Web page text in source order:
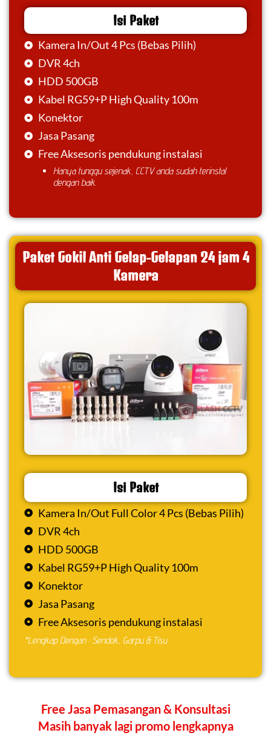
Isi Paket
Kamera In/Out 4 Pcs (Bebas Pilih)
DVR 4ch
HDD 500GB
Kabel RG59+P High Quality 100m
Konektor
Jasa Pasang
Free Aksesoris pendukung instalasi
Hanya tunggu sejenak, CCTV anda sudah terinstal
dengan baik.
Paket Gokil Anti Gelap-Gelapan 24 jam 4
Kamera
Isi Paket
Kamera In/Out Full Color 4 Pcs (Bebas Pilih)
DVR 4ch
HDD 500GB
Kabel RG59+P High Quality 100m
Konektor
Jasa Pasang
Free Aksesoris pendukung instalasi
*Lengkap Dengan : Sendok, Garpu & Tisu
Free Jasa Pemasangan & Konsultasi
Masih banyak lagi promo lengkapnya